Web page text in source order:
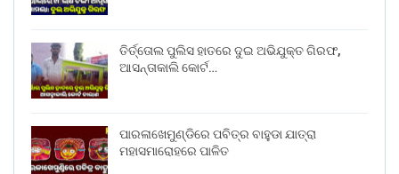
ତିର୍ତ୍ତୋଲ ପୁଲିସ ହାତରେ ଦୁଇ ଅଭିଯୁକ୍ତ ଗିରଫ,
ଆସନ୍ତାକାଲି କୋର୍ଟ…
ପାରଳାଖେମୁଣ୍ଡିରେ ପବିତ୍ର ବାହୁଡା ଯାତ୍ରା
ମହାସମାରୋହରେ ପାଳିତ